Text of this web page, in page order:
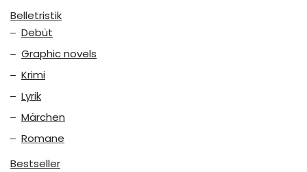
Belletristik
Debüt
Graphic novels
Krimi
Lyrik
Märchen
Romane
Bestseller